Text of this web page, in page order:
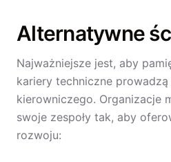
Alternatywne
Najważniejsze jest, aby
kariery techniczne
kierowniczego. Organizacje
swoje zespoły tak, aby
rozwoju: